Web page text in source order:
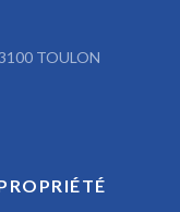
TOULON